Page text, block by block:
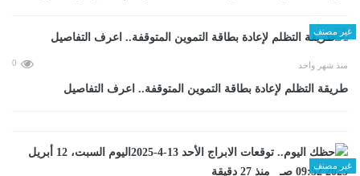
غير مصنف
منذ شهر واحد 0
طريقة التظلم لإعادة بطاقة التموين المتوقفة.. اعرف التفاصيل
غير مصنف